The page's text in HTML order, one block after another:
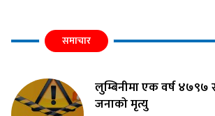
समाचार
लुम्बिनीमा एक वर्ष ४७९७
जनाको मृत्यु